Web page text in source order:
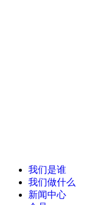
我们是谁
我们做什么
新闻中心